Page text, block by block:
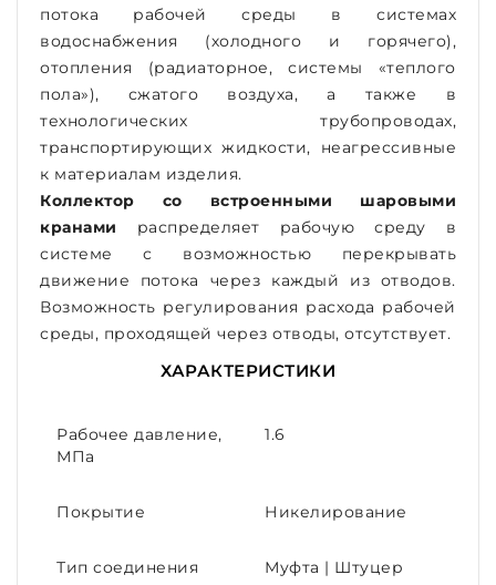
потока рабочей среды в системах
водоснабжения (холодного и горячего),
отопления (радиаторное, системы «теплого
пола»), сжатого воздуха, а также в
технологических трубопроводах,
транспортирующих жидкости, неагрессивные
к материалам изделия.
Коллектор со встроенными шаровыми
кранами распределяет рабочую среду в
системе с возможностью перекрывать
движение потока через каждый из отводов.
Возможность регулирования расхода рабочей
среды, проходящей через отводы, отсутствует.
ХАРАКТЕРИСТИКИ
Рабочее давление,
МПа
1.6
Покрытие Никелирование
Тип соединения Муфта | Штуцер